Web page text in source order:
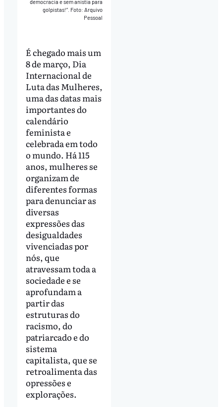
democracia e sem anistia para
golpistas!”. Foto: Arquivo
Pessoal
É chegado mais um
8 de março, Dia
Internacional de
Luta das Mulheres,
uma das datas mais
importantes do
calendário
feminista e
celebrada em todo
o mundo. Há 115
anos, mulheres se
organizam de
diferentes formas
para denunciar as
diversas
expressões das
desigualdades
vivenciadas por
nós, que
atravessam toda a
sociedade e se
aprofundam a
partir das
estruturas do
racismo, do
patriarcado e do
sistema
capitalista, que se
retroalimenta das
opressões e
explorações.